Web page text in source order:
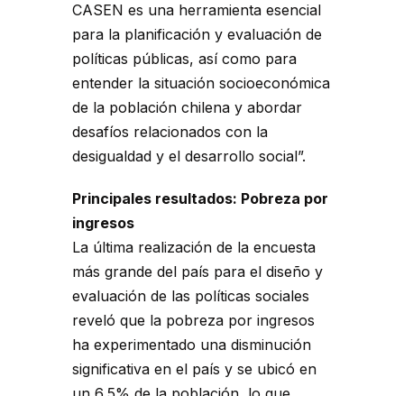
CASEN es una herramienta esencial
para la planificación y evaluación de
políticas públicas, así como para
entender la situación socioeconómica
de la población chilena y abordar
desafíos relacionados con la
desigualdad y el desarrollo social”.
Principales resultados: Pobreza por
ingresos
La última realización de la encuesta
más grande del país para el diseño y
evaluación de las políticas sociales
reveló que la pobreza por ingresos
ha experimentado una disminución
significativa en el país y se ubicó en